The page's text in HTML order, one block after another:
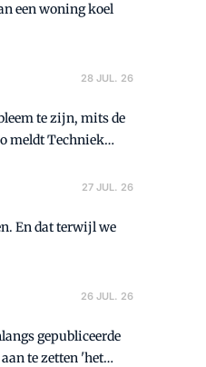
een woning koel
28 JUL. 26
te zijn, mits de
meldt Techniek
27 JUL. 26
En dat terwijl we
26 JUL. 26
gepubliceerde
te zetten 'het